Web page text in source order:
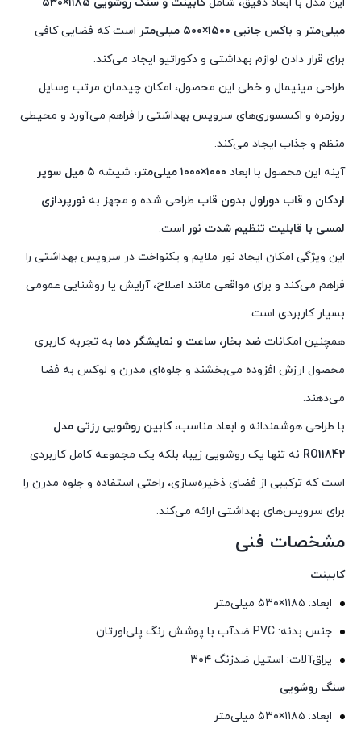
این مدل با ابعاد دقیق، شامل
کابینت و سنگ روشویی ۱۱۸۵×۵۳۰
میلی‌متر و باکس جانبی ۱۵۰۰×۵۰۰ میلی‌متر
است که فضایی کافی
برای قرار دادن لوازم بهداشتی و دکوراتیو ایجاد می‌کند.
طراحی مینیمال و خطی این محصول، امکان چیدمان مرتب وسایل
روزمره و اکسسوری‌های سرویس بهداشتی را فراهم می‌آورد و محیطی
منظم و جذاب ایجاد می‌کند.
آینه این محصول با ابعاد ۱۰۰۰×۱۰۰۰ میلی‌متر ، شیشه
۵ میل سوپر
اردکان و قاب دورلول بدون قاب طراحی شده و مجهز به نورپردازی
لمسی با قابلیت تنظیم شدت نور است.
این ویژگی امکان ایجاد نور ملایم و یکنواخت در سرویس بهداشتی را
فراهم می‌کند و برای مواقعی مانند اصلاح، آرایش یا روشنایی عمومی
بسیار کاربردی است.
همچنین امکانات ضد بخار، ساعت و نمایشگر دما به تجربه کاربری
محصول ارزش افزوده می‌بخشند و جلوه‌ای مدرن و لوکس به فضا
می‌دهند.
با طراحی هوشمندانه و ابعاد مناسب،کابین روشویی رزتی مدل
RO11842 نه تنها یک روشویی زیبا، بلکه یک مجموعه کامل کاربردی
است که ترکیبی از فضای ذخیره‌سازی، راحتی استفاده و جلوه مدرن را
برای سرویس‌های بهداشتی ارائه می‌کند.
مشخصات فنی
کابینت
ابعاد: ۱۱۸۵×۵۳۰ میلی‌متر
جنس بدنه: PVC ضدآب با پوشش رنگ پلی‌اورتان
یراق‌آلات: استیل ضدزنگ ۳۰۴
سنگ روشویی
ابعاد: ۱۱۸۵×۵۳۰ میلی‌متر